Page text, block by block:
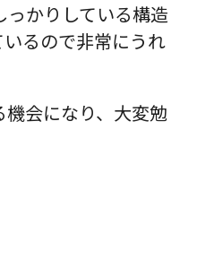
かりしている構造
るので非常にうれ
会になり、大変勉